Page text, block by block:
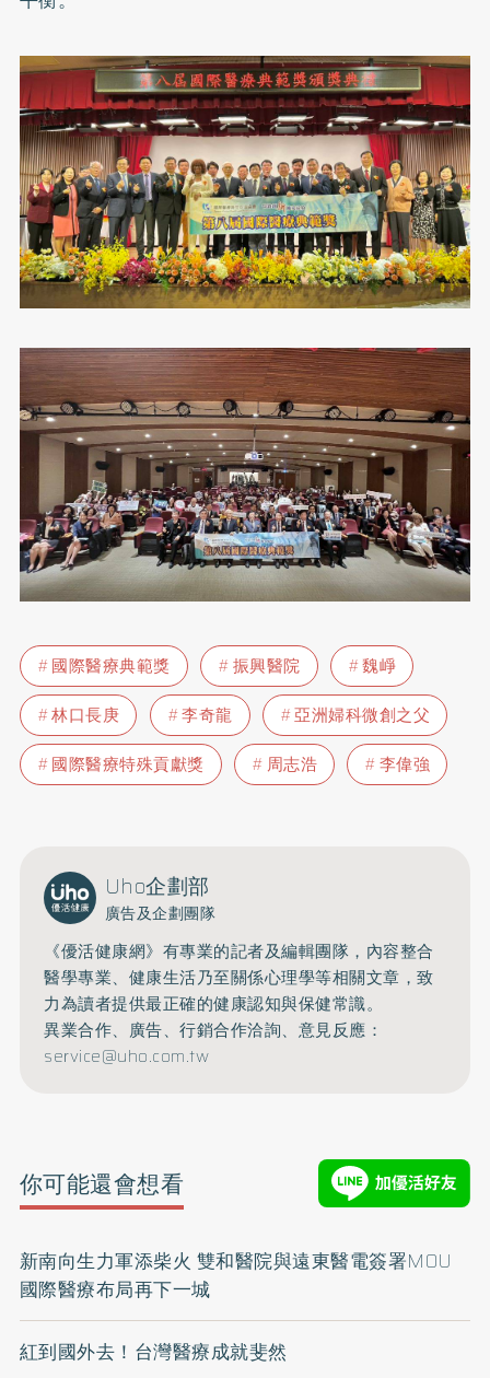
國際醫療典範獎 振興醫院
魏崢
林口長庚
李奇龍
亞洲婦科微創之父
國際醫療特殊貢獻獎
周志浩 李偉強
Uho企劃部
廣告及企劃團隊
《優活健康網》有專業的記者及編輯團隊，內容整合
醫學專業、健康生活乃至關係心理學等相關文章，致
力為讀者提供最正確的健康認知與保健常識。
異業合作、廣告、行銷合作洽詢、意見反應：
service@uho.com.tw
你可能還會想看
新南向生力軍添柴火 雙和醫院與遠東醫電簽署MOU
國際醫療布局再下一城
紅到國外去！台灣醫療成就斐然